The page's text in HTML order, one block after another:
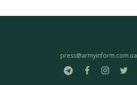
press@armyinform.com.ua